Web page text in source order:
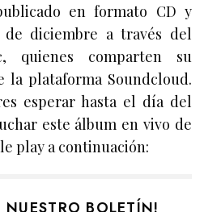
en formato CD y
diciembre a través del
quienes comparten su
la plataforma Soundcloud.
esperar hasta el día del
este álbum en vivo de
play a continuación: